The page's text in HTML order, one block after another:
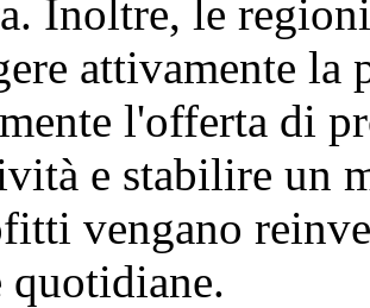
Inoltre, le
attivamente la
l'offerta di
e stabilire un
vengano
quotidiane.